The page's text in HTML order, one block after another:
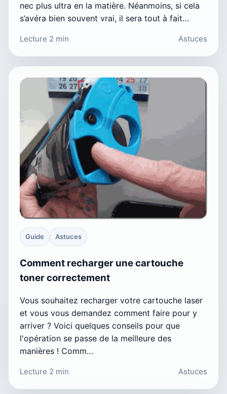
nec plus ultra en la matière. Néanmoins, si cela
s’avéra bien souvent vrai, il sera tout à fait…
Lecture 2 min Astuces
Guide Astuces
Comment recharger une cartouche
toner correctement
Vous souhaitez recharger votre cartouche laser
et vous vous demandez comment faire pour y
arriver ? Voici quelques conseils pour que
l'opération se passe de la meilleure des
manières ! Comm…
Lecture 2 min Astuces